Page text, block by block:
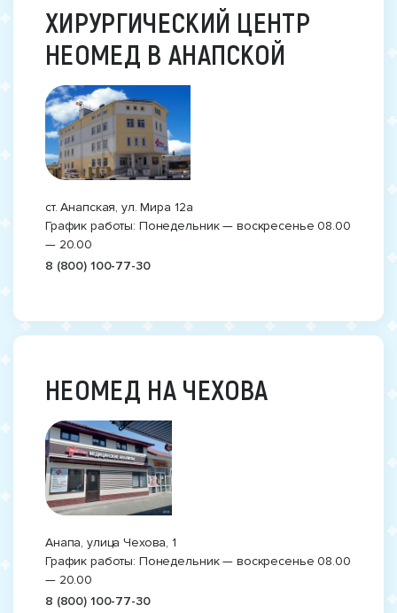
ХИРУРГИЧЕСКИЙ ЦЕНТР
НЕОМЕД В АНАПСКОЙ
ст. Анапская, ул. Мира 12а
График работы: Понедельник — воскресенье 08.00
— 20.00
8 (800) 100-77-30
НЕОМЕД НА ЧЕХОВА
Анапа, улица Чехова, 1
График работы: Понедельник — воскресенье 08.00
— 20.00
8 (800) 100-77-30